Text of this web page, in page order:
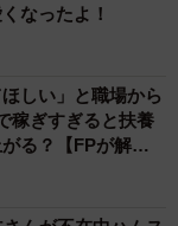
なったよ！
しい」と職場から
稼ぎすぎると扶養
る？【FPが解